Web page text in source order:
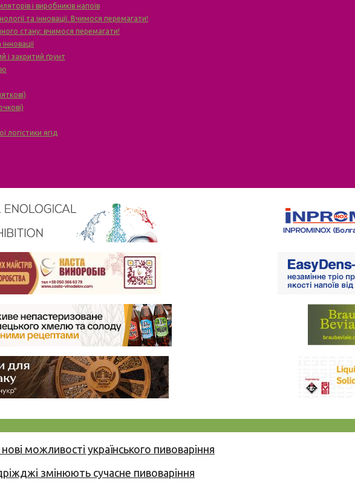
і виробників напоїв
та інновації. Вчимося перемагати!
стану: вчимося перемагати!
і закритий ґрунт
логістики ягід
можливості українського пивоваріння
змінюють сучасне пивоваріння